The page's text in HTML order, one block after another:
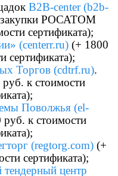
B2B-center (b2b-
закупки РОСАТОМ
сертификата);
(centerr.ru) (+ 1800
сертификата);
Торгов (cdtrf.ru).
к стоимости
Поволжья (el-
к стоимости
(regtorg.com) (+
сертификата);
центр